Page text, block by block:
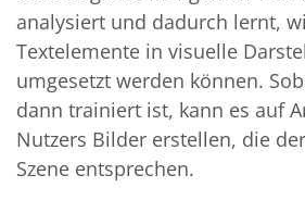
analysiert und dadurch lernt,
Textelemente in visuelle
umgesetzt werden können.
dann trainiert ist, kann es auf
Nutzers Bilder erstellen, die
Szene entsprechen.